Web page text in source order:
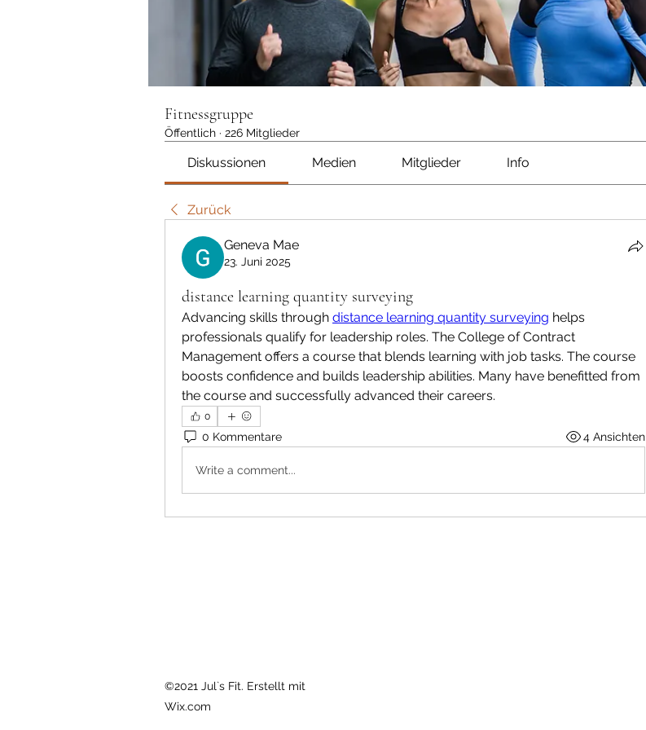
Fitnessgruppe
Öffentlich · 226 Mitglieder
Diskussionen Medien Mitglieder Info
Zurück
Geneva Mae
23. Juni 2025
distance learning quantity surveying
Advancing skills through distance learning quantity surveying helps
professionals qualify for leadership roles. The College of Contract
Management offers a course that blends learning with job tasks. The course
boosts confidence and builds leadership abilities. Many have benefitted from
the course and successfully advanced their careers.
0
0 Kommentare 4 Ansichten
Write a comment...
©2021 Jul`s Fit. Erstellt mit
Wix.com